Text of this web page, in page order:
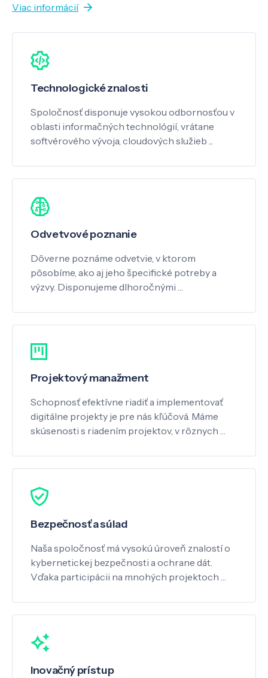
Viac informácií
Technologické znalosti
Spoločnosť disponuje vysokou odbornosťou v
oblasti informačných technológií, vrátane
softvérového vývoja, cloudových služieb ...
Odvetvové poznanie
Dôverne poznáme odvetvie, v ktorom
pôsobíme, ako aj jeho špecifické potreby a
výzvy. Disponujeme dlhoročnými …
Projektový manažment
Schopnosť efektívne riadiť a implementovať
digitálne projekty je pre nás kľúčová. Máme
skúsenosti s riadením projektov, v rôznych …
Bezpečnosť a súlad
Naša spoločnosť má vysokú úroveň znalostí o
kybernetickej bezpečnosti a ochrane dát.
Vďaka participácii na mnohých projektoch …
Inovačný prístup